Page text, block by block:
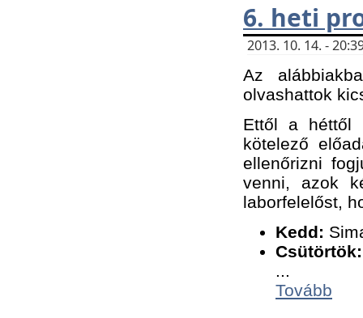
6. heti
2013. 10. 14. -
Az
olvashattok
Ettől a héttől
kötelező
ellenőrizni
venni, azok
laborfelelőst,
Kedd:
Csütörtök:
...
Tovább